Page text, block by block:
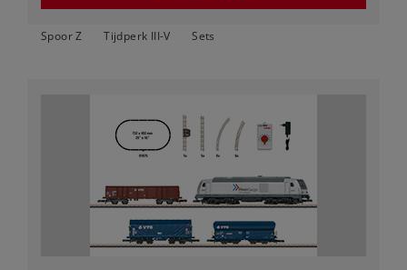
Spoor Z Tijdperk III-V Sets